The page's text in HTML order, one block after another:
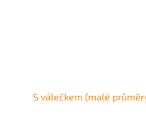
S válečkem (malé